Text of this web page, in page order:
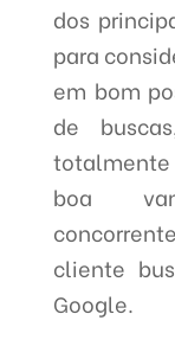
dos
para
em bom
de
totalmente
boa
cliente
Google.